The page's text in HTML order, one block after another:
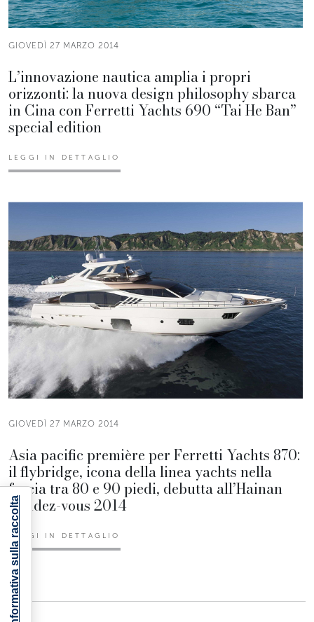
GIOVEDÌ 27 MARZO 2014
L’innovazione nautica amplia i propri
orizzonti: la nuova design philosophy sbarca
in Cina con Ferretti Yachts 690 “Tai He Ban”
special edition
LEGGI IN DETTAGLIO
GIOVEDÌ 27 MARZO 2014
Asia pacific première per Ferretti Yachts 870:
il flybridge, icona della linea yachts nella
fascia tra 80 e 90 piedi, debutta all’Hainan
Rendez-vous 2014
LEGGI IN DETTAGLIO
Informativa sulla raccolta